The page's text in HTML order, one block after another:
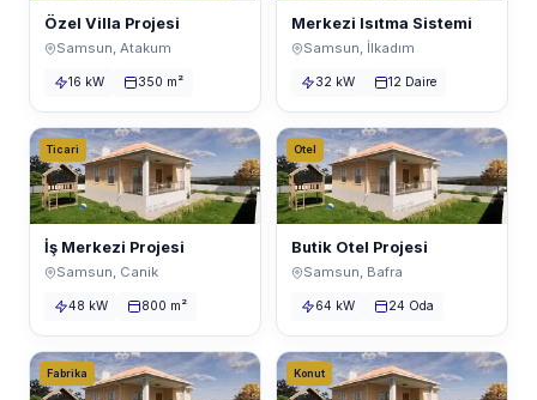
Özel Villa Projesi
Samsun, Atakum
16 kW 350 m²
Merkezi Isıtma Sistemi
Samsun, İlkadım
32 kW 12 Daire
Ticari
İş Merkezi Projesi
Samsun, Canik
48 kW 800 m²
Otel
Butik Otel Projesi
Samsun, Bafra
64 kW 24 Oda
Fabrika Konut